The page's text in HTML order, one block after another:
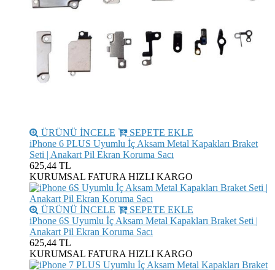
ÜRÜNÜ İNCELE
SEPETE EKLE
iPhone 6 PLUS Uyumlu İç Aksam Metal Kapakları Braket
Seti | Anakart Pil Ekran Koruma Sacı
625,44 TL
KURUMSAL FATURA HIZLI KARGO
ÜRÜNÜ İNCELE
SEPETE EKLE
iPhone 6S Uyumlu İç Aksam Metal Kapakları Braket Seti |
Anakart Pil Ekran Koruma Sacı
625,44 TL
KURUMSAL FATURA HIZLI KARGO